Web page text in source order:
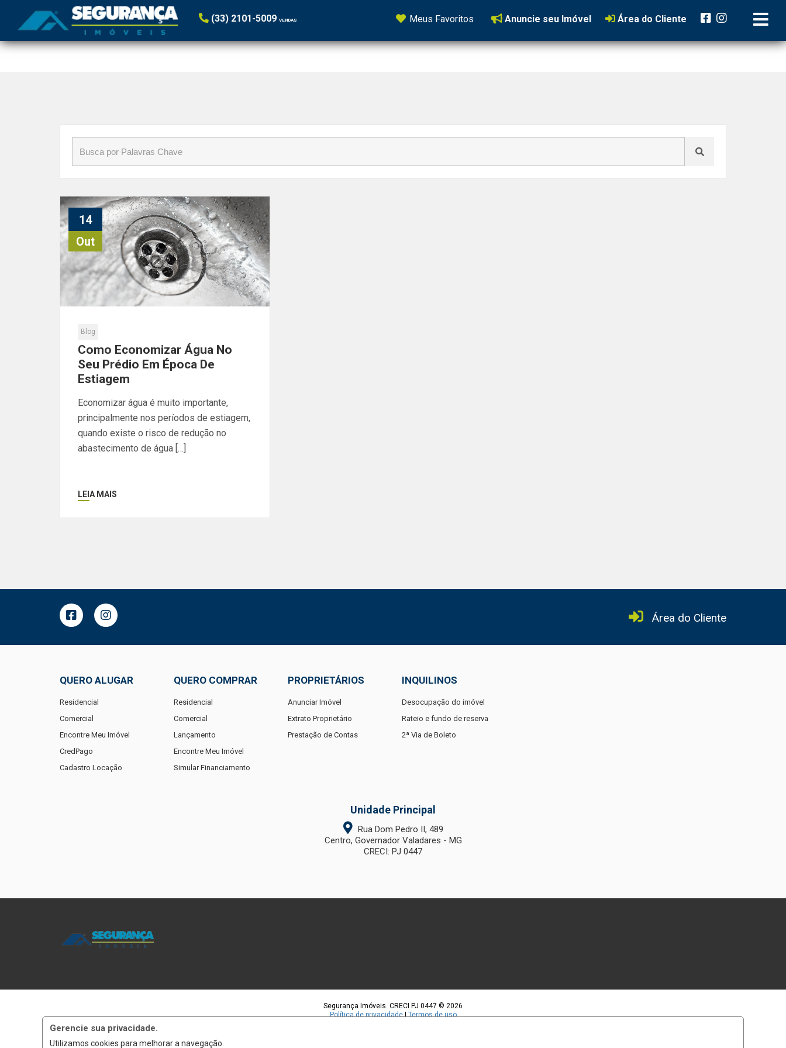
(33) 2101-5009 VENDAS Meus Favoritos Anuncie seu Imóvel Área do Cliente
Início » Blog» #EconomiaDeÁgua
Gerencie sua privacidade.
Utilizamos cookies para melhorar a navegação.
14
Out
Blog
Como Economizar Água No
Seu Prédio Em Época De
Estiagem
Economizar água é muito importante,
principalmente nos períodos de estiagem,
quando existe o risco de redução no
abastecimento de água […]
LEIA MAIS
Área do Cliente
QUERO ALUGAR
Residencial
Comercial
Encontre Meu Imóvel
CredPago
Cadastro Locação
QUERO COMPRAR
Residencial
Comercial
Lançamento
Encontre Meu Imóvel
Simular Financiamento
PROPRIETÁRIOS
Anunciar Imóvel
Extrato Proprietário
Prestação de Contas
INQUILINOS
Desocupação do imóvel
Rateio e fundo de reserva
2ª Via de Boleto
Unidade Principal
Rua Dom Pedro II, 489
Centro, Governador Valadares - MG
CRECI: PJ 0447
Segurança Imóveis. CRECI PJ 0447 © 2026
Política de privacidade|Termos de uso